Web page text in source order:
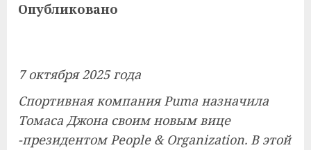
Опубликовано
7 октября 2025 года
Спортивная компания Puma назначила
Томаса Джона своим новым вице
-президентом People & Organization. В этой